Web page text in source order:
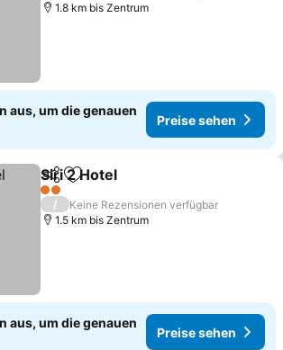
1.8 km bis Zentrum
aus, um die genauen
Preise sehen
TeilenZu Favoriten hinzufügen
Siri 2 Hotel
2 Sterne
/
Keine Rezensionen verfügbar
1.5 km bis Zentrum
aus, um die genauen
Preise sehen